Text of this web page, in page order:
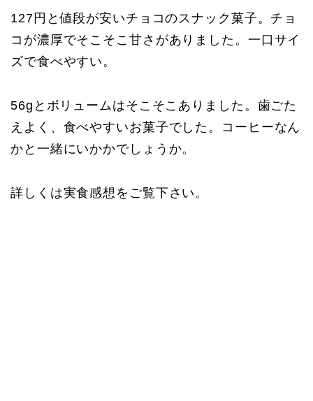
127円と値段が安いチョコのスナック菓子。チョ
コが濃厚でそこそこ甘さがありました。一口サイ
ズで食べやすい。
56gとボリュームはそこそこありました。歯ごた
えよく、食べやすいお菓子でした。コーヒーなん
かと一緒にいかかでしょうか。
詳しくは実食感想をご覧下さい。